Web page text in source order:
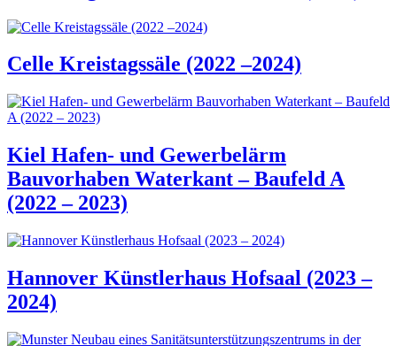
Celle Kreistagssäle (2022 –2024)
Kiel Hafen- und Gewerbelärm
Bauvorhaben Waterkant – Baufeld A
(2022 – 2023)
Hannover Künstlerhaus Hofsaal (2023 –
2024)